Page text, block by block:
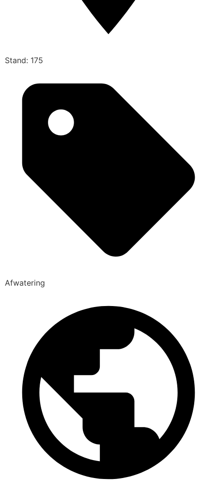
Stand: 175
Afwatering